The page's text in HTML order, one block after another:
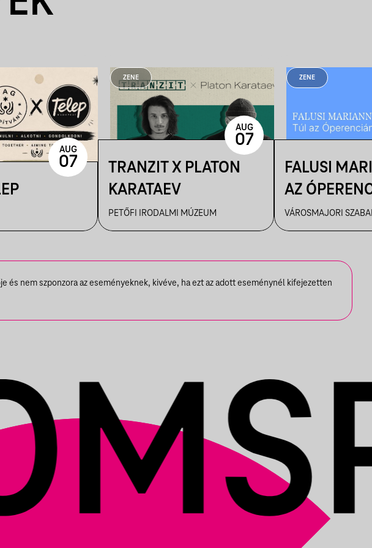
AUG
07
ZENE
TRANZIT X PLATON
KARATAEV
PETŐFI IRODALMI MÚZEUM
AUG
07
ZENE
FALUSI
AZ
VÁROSMAJORI
nem szponzora az eseményeknek, kivéve, ha ezt az adott eseménynél kifejezetten